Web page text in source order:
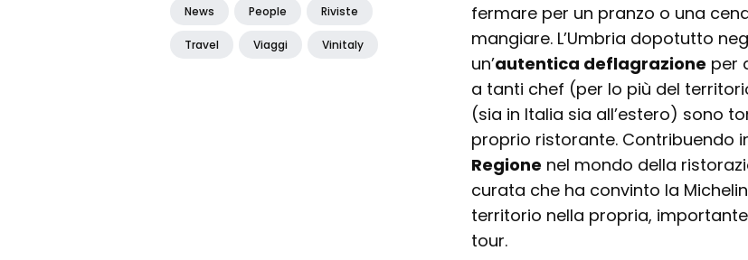
News People Riviste
Travel Viaggi Vinitaly
fermare per un pranzo o una
mangiare. L’Umbria dopotutto
un’autentica deflagrazione per
a tanti chef (per lo più del
(sia in Italia sia all’estero) sono
proprio ristorante. Contribuendo
Regione nel mondo della
curata che ha convinto la
territorio nella propria,
tour.